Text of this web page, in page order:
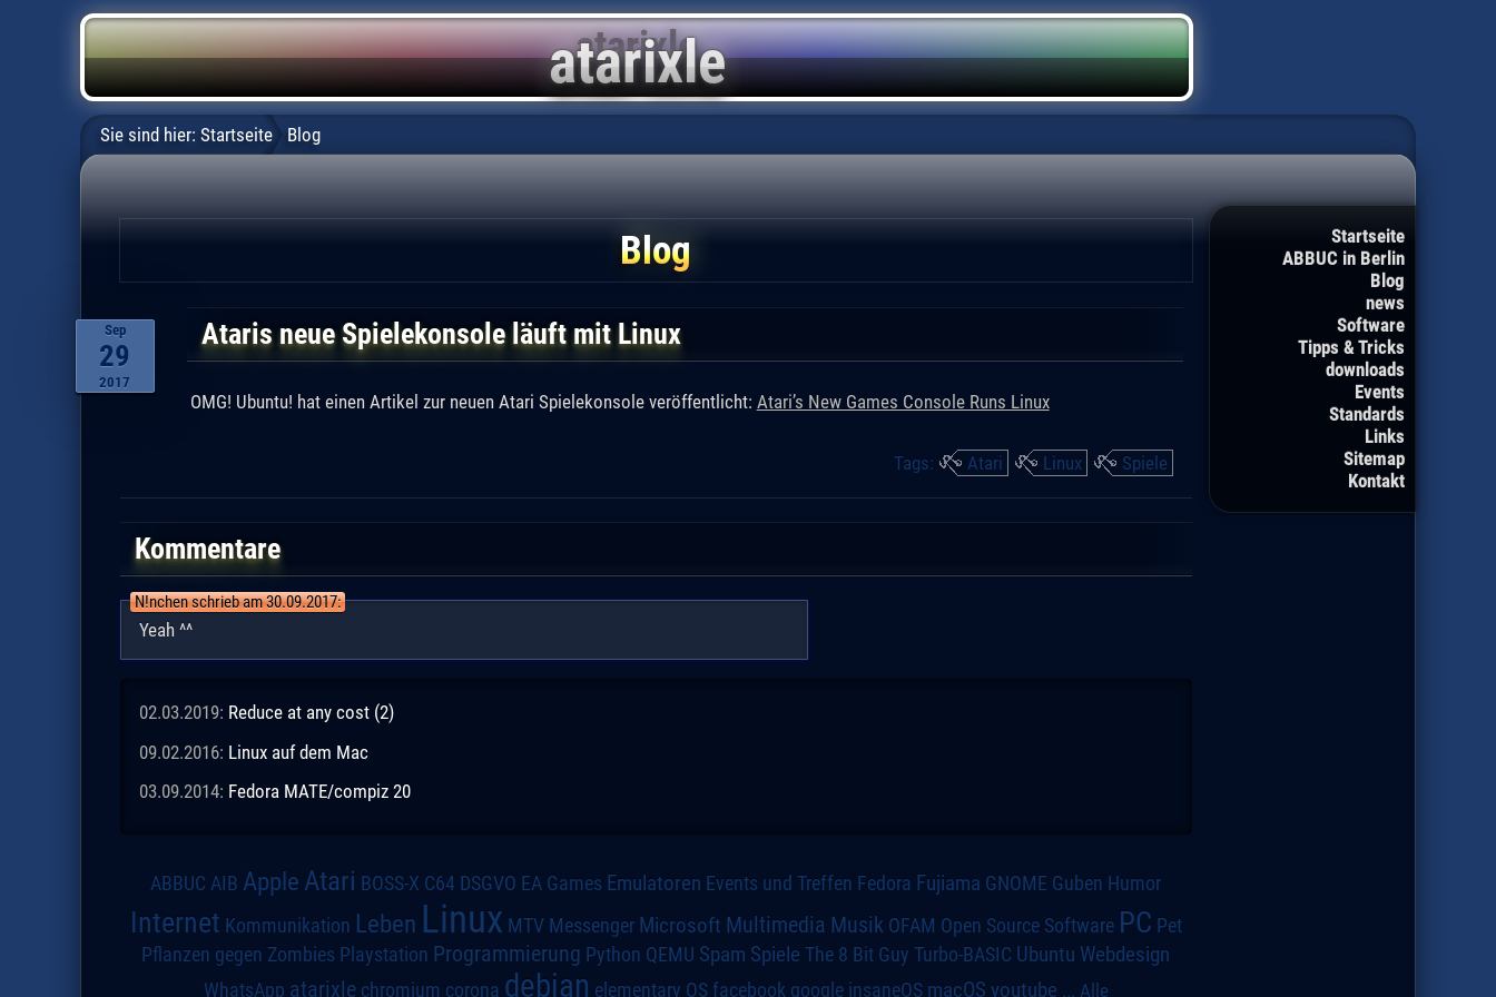
Startseite
ABBUC in Berlin
Blog
news
Software
Tipps & Tricks
downloads
Events
Standards
Links
Sitemap
Kontakt
Sie sind hier: Startseite Blog
Blog
Sep
29
2017
Ataris neue Spielekonsole läuft mit Linux
OMG! Ubuntu! hat einen Artikel zur neuen Atari Spielekonsole veröffentlicht: Atari’s New Games Console Runs Linux
Tags: Atari Linux Spiele
Kommentare
N!nchen schrieb am 30.09.2017:
Yeah ^^
02.03.2019: Reduce at any cost (2)
09.02.2016: Linux auf dem Mac
03.09.2014: Fedora MATE/compiz 20
ABBUC AIB Apple Atari BOSS-X C64 DSGVO EA Games Emulatoren Events und Treffen Fedora Fujiama GNOME Guben Humor
Internet Kommunikation Leben Linux MTV Messenger Microsoft Multimedia Musik OFAM Open Source Software PC Pet
Pflanzen gegen Zombies Playstation Programmierung Python QEMU Spam Spiele The 8 Bit Guy Turbo-BASIC Ubuntu Webdesign
WhatsApp atarixle chromium corona debian elementary OS facebook google insaneOS macOS youtube ... Alle